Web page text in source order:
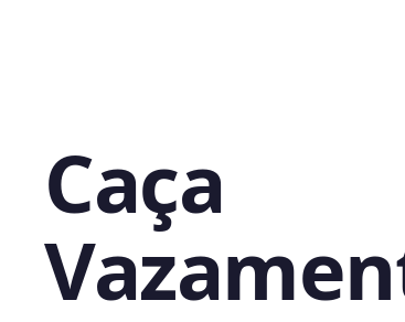
Caça